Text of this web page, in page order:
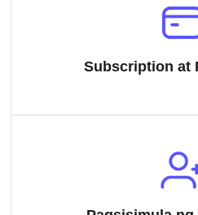
Subscription at